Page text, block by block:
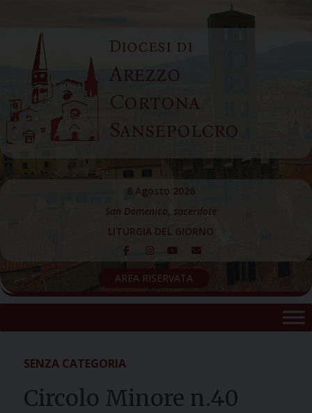
content
Diocesi di
Arezzo
Cortona
Sansepolcro
8 Agosto 2026
San Domenico, sacerdote
LITURGIA DEL GIORNO
AREA RISERVATA
SENZA CATEGORIA
Circolo Minore n.40